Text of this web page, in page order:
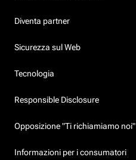
Diventa partner
Sicurezza sul Web
Tecnologia
Responsible Disclosure
Opposizione "Ti richiamiamo noi"
Informazioni per i consumatori